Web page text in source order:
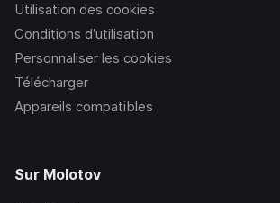
Utilisation des cookies
Conditions d’utilisation
Personnaliser les cookies
Télécharger
Appareils compatibles
Sur Molotov